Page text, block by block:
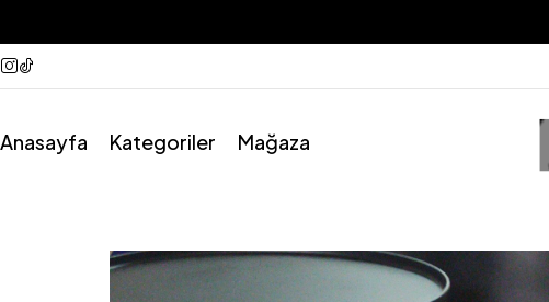
Anasayfa Kategoriler Mağaza